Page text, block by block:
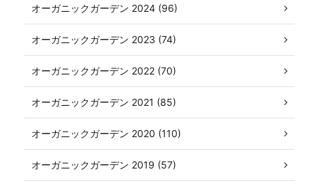
オーガニックガーデン 2024 (96)
オーガニックガーデン 2023 (74)
オーガニックガーデン 2022 (70)
オーガニックガーデン 2021 (85)
オーガニックガーデン 2020 (110)
オーガニックガーデン 2019 (57)